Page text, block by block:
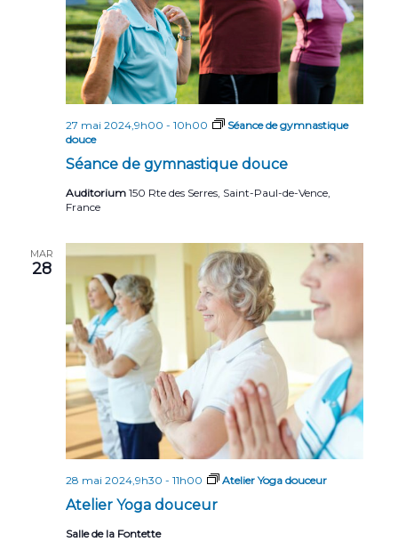
n
d
e
v
u
s
v
è
n
e
e
n
t
s
n
t
Séance de gymnastique douce
27 mai 2024,9h00 - 10h00
Séance de gymnastique
douce
Auditorium 150 Rte des Serres, Saint-Paul-de-Vence,
France
MAR
28
Atelier Yoga douceur
28 mai 2024,9h30 - 11h00 Atelier Yoga douceur
Salle de la Fontette